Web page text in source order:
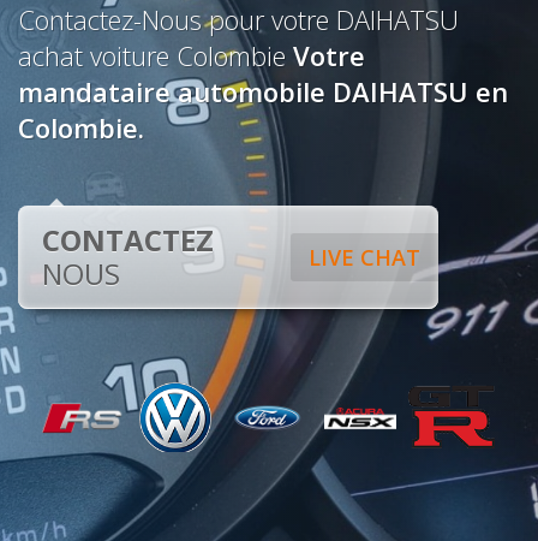
Contactez-Nous pour votre DAIHATSU
achat voiture Colombie Votre
mandataire automobile DAIHATSU en
Colombie.
LIVE CHAT
CONTACTEZ
NOUS